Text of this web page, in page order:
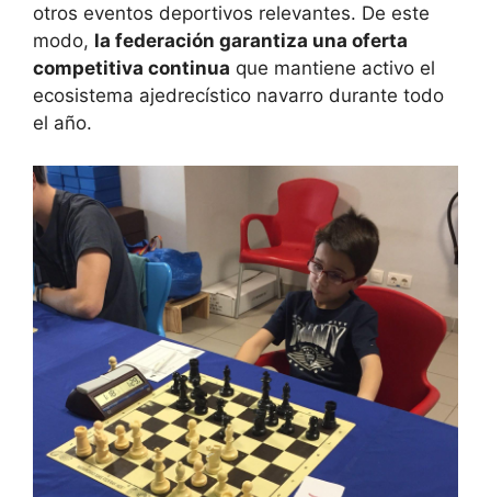
otros eventos deportivos relevantes. De este
modo, la federación garantiza una oferta
competitiva continua que mantiene activo el
ecosistema ajedrecístico navarro durante todo
el año.